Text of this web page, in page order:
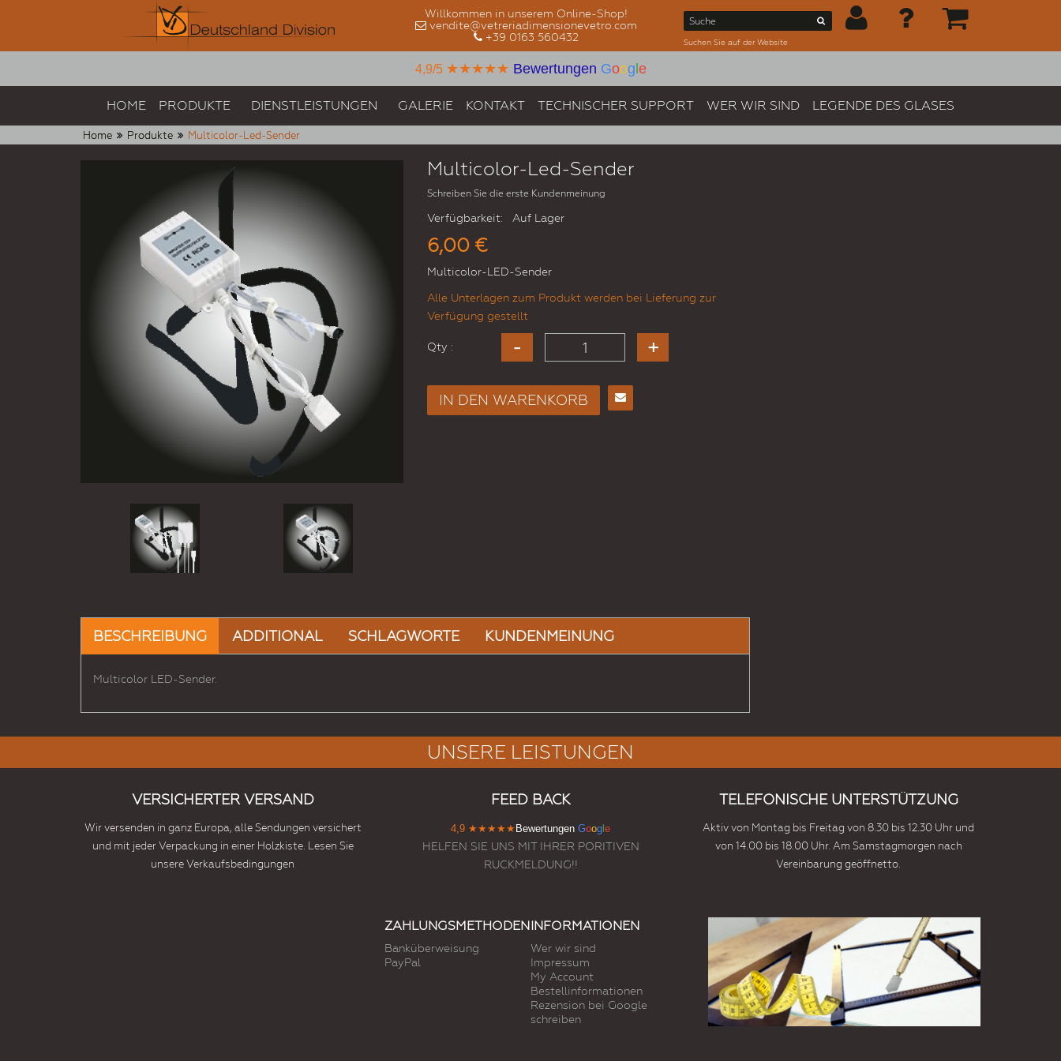
Willkommen in unserem Online-Shop!
vendite@vetreriadimensionevetro.com
+39 0163 560432
Suchen Sie auf der Website
4,9/5 ★★★★★ Bewertungen Goog e
HOME PRODUKTE DIENSTLEISTUNGEN GALERIE KONTAKT TECHNISCHER SUPPORT WER WIR SIND LEGENDE DES GLASES
Home Produkte Multicolor-Led-Sender
Multicolor-Led-Sender
Schreiben Sie die erste Kundenmeinung
Verfügbarkeit: Auf Lager
6,00 €
Multicolor-LED-Sender
Alle Unterlagen zum Produkt werden bei Lieferung zur
Verfügung gestellt
Qty :
IN DEN WARENKORB
BESCHREIBUNG ADDITIONAL SCHLAGWORTE KUNDENMEINUNG
Multicolor LED-Sender.
UNSERE LEISTUNGEN
VERSICHERTER VERSAND
Wir versenden in ganz Europa, alle Sendungen versichert
und mit jeder Verpackung in einer Holzkiste. Lesen Sie
unsere Verkaufsbedingungen
FEED BACK
4,9 ★★★★★ Bewertungen Goog e
HELFEN SIE UNS MIT IHRER PORITIVEN
RUCKMELDUNG!!
TELEFONISCHE UNTERSTÜTZUNG
Aktiv von Montag bis Freitag von 8.30 bis 12.30 Uhr und
von 14.00 bis 18.00 Uhr. Am Samstagmorgen nach
Vereinbarung geöffnetto.
ZAHLUNGSMETHODEN
Banküberweisung
PayPal
INFORMATIONEN
Wer wir sind
Impressum
My Account
Bestellinformationen
Rezension bei Google
schreiben